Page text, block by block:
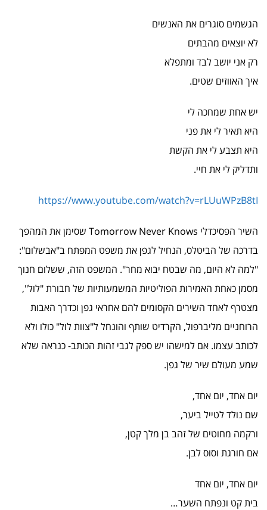
הגשמים סוגרים את האנשים
לא יוצאים מהבתים
רק אני יושב לבד ומתפלא
איך האווזים שטים.
יש אחת שמחכה לי
היא תאיר לי את פני
היא תצבע לי את הקשת
ותדליק לי את חיי.
https://www.youtube.com/watch?v=rLUuWPzB8tI
השיר הפסיכדלי Tomorrow Never Knows שסימן את המהפך
בדרכה של הביטלס, הנחיל לגפן את משפט המפתח ב"אבשלום":
"למה לא היום, מה שבטח יבוא מחר". המשפט הזה, ששלום חנוך
מסמן כאחת האמירות הפוליטיות המשמעותיות של חבורת "לול",
מצטרף לאחד השירים הקסומים להם אחראי גפן וכדרך האבות
הרוחניים מליברפול, הקרדיט שותף והונחל ל"צוות לול" כולו ולא
לכותב עצמו. אם למישהו יש ספק לגבי זהות הכותב- כנראה שלא
שמע מעולם שיר של גפן.
יום אחד, יום אחד,
שם נולד לטייל ביער,
ורקמה מחוטים של זהב בן מלך קטן,
אם חורגת וסוס לבן.
יום אחד, יום אחד
בית קט ונפתח השער…